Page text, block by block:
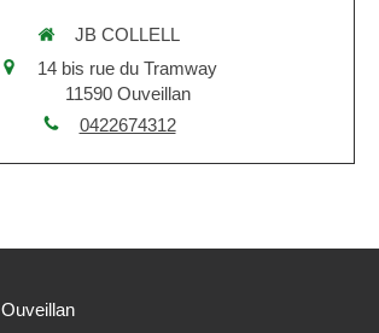
JB COLLELL
14 bis rue du Tramway
11590 Ouveillan
0422674312